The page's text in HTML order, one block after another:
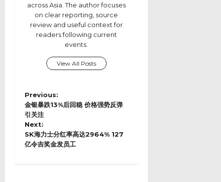
across Asia. The author focuses
on clear reporting, source
review and useful context for
readers following current
events.
View All Posts
P
o
s
t
n
a
Previous:
金银暴跌13%后回稳 价格强势反弹
引关注
Next:
SK海力士分红率高达2964% 127
亿令吉奖金发员工